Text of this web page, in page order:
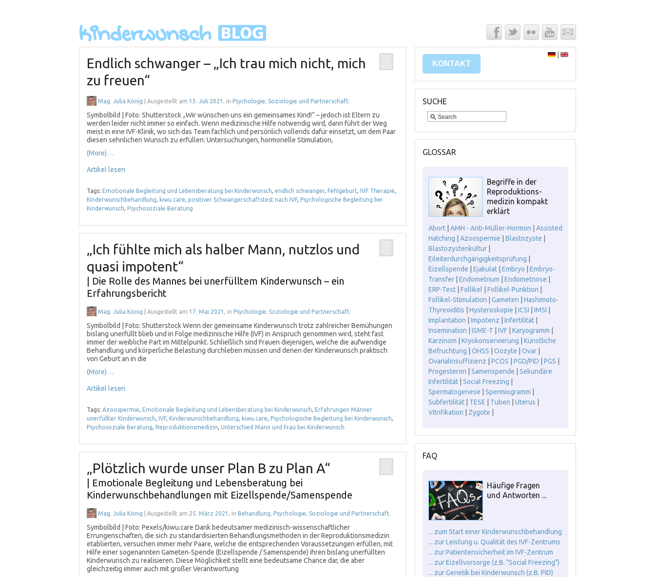
Endlich schwanger – „Ich trau mich nicht, mich
zu freuen“
Mag. Julia König | Ausgestellt am 13. Juli 2021 , in Psychologie, Soziologie und Partnerschaft.
Symbolbild | Foto: Shutterstock „Wir wünschen uns ein gemeinsames Kind!“ – jedoch ist Eltern zu
werden leider nicht immer so einfach. Wenn medizinische Hilfe notwendig wird, dann führt der Weg
meist in eine IVF-Klinik, wo sich das Team fachlich und persönlich vollends dafür einsetzt, um dem Paar
diesen sehnlichen Wunsch zu erfüllen: Untersuchungen, hormonelle Stimulation,
(More)…
Artikel lesen
Tags: Emotionale Begleitung und Lebensberatung bei Kinderwunsch, endlich schwanger, Fehlgeburt, IVF Therapie,
Kinderwunschbehandlung, kiwu.care, positiver Schwangerschaftstest nach IVF, Psychologische Begleitung bei
Kinderwunsch, Psychosoziale Beratung
„Ich fühlte mich als halber Mann, nutzlos und
quasi impotent“
| Die Rolle des Mannes bei unerfülltem Kinderwunsch – ein
Erfahrungsbericht
Mag. Julia König | Ausgestellt am 17. Mai 2021 , in Psychologie, Soziologie und Partnerschaft.
Symbolbild | Foto: Shutterstock Wenn der gemeinsame Kinderwunsch trotz zahlreicher Bemühungen
bislang unerfüllt blieb und in Folge medizinische Hilfe (IVF) in Anspruch genommen wird, steht fast
immer der weibliche Part im Mittelpunkt. Schließlich sind Frauen diejenigen, welche die aufwendige
Behandlung und körperliche Belastung durchleben müssen und denen der Kinderwunsch praktisch
von Geburt an in die
(More)…
Artikel lesen
Tags: Azoospermie, Emotionale Begleitung und Lebensberatung bei Kinderwunsch, Erfahrungen Männer
unerfüllter Kinderwunsch, IVF, Kinderwunschbehandlung, kiwu.care, Psychologische Begleitung bei Kinderwunsch,
Psychosoziale Beratung, Reproduktionsmedizin, Unterschied Mann und Frau bei Kinderwunsch
„Plötzlich wurde unser Plan B zu Plan A“
| Emotionale Begleitung und Lebensberatung bei
Kinderwunschbehandlungen mit Eizellspende/Samenspende
Mag. Julia König | Ausgestellt am 25. März 2021 , in Behandlung, Psychologie, Soziologie und Partnerschaft.
Symbolbild | Foto: Pexels/kiwu.care Dank bedeutsamer medizinisch-wissenschaftlicher
Errungenschaften, die sich zu standardisierten Behandlungsmethoden in der Reproduktionsmedizin
etablierten, versuchen immer mehr Paare, welche die entsprechenden Voraussetzungen erfüllen, mit
Hilfe einer sogenannten Gameten-Spende (Eizellspende / Samenspende) ihren bislang unerfüllten
Kinderwunsch zu realisieren. Diese Möglichkeit stellt eine bedeutsame Chance dar, die aber
gleichzeitig immer auch mit großer Verantwortung
KONTAKT
SUCHE
GLOSSAR
Begriffe in der
Reproduktions-
medizin kompakt
erklärt
Abort| AMH - Anti-Müller-Hormon
Assisted
Hatching
Azoospermie Blastozyste
Blastozystenkultur|
Eileiterdurchgängigkeitsprüfung
Eizellspende
Ejakulat| Embryo
Embryo-
Transfer| Endometrium Endometriose
ERP-Test| Follikel Follikel-Punktion
Follikel-Stimulation
Gameten
Hashimoto-
Thyreoiditis
Hysteroskopie ICSI IMSI
Implantation
Impotenz Infertilität|
Insemination
ISME-T IVF| Karyogramm
Karzinom
Kryokonservierung
Künstliche
Befruchtung
OHSS Oozyte Ovar|
Ovarialinsuffizienz
PCOS PGD/PID PGS
Progesteron
Samenspende
Sekundäre
Infertilität| Social Freezing
Spermatogenese
Spermiogramm
Subfertilität| TESE Tuben Uterus
Vitrifikation
Zygote
FAQ
Häufige Fragen
und Antworten ...
... zum Start einer Kinderwunschbehandlung
... zur Leistung u. Qualität des IVF-Zentrums
... zur Patientensicherheit im IVF-Zentrum
... zur Eizellvorsorge (z.B. "Social Freezing")
... zur Genetik bei Kinderwunsch (z.B. PID)